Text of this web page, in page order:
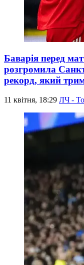
Баварія перед
розгромила
рекорд, який
11 квітня, 18:29 ЛЧ -